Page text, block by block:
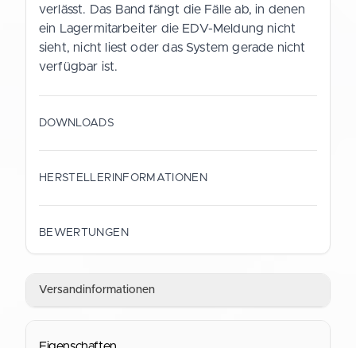
verlässt. Das Band fängt die Fälle ab, in denen
ein Lagermitarbeiter die EDV-Meldung nicht
sieht, nicht liest oder das System gerade nicht
verfügbar ist.
DOWNLOADS
PDF
HERSTELLERINFORMATIONEN
Gustav Schramm GmbH
28219 Bremen
Deutschland
BEWERTUNGEN
Versandinformationen